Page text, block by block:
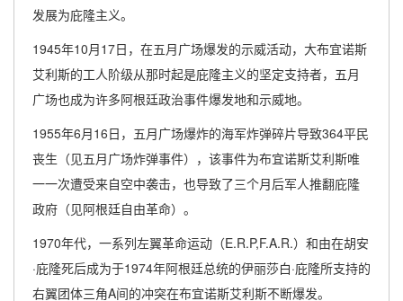
发展为庇隆主义。
1945年10月17日，在五月广场爆发的示威活动，大布宜诺斯
艾利斯的工人阶级从那时起是庇隆主义的坚定支持者，五月
广场也成为许多阿根廷政治事件爆发地和示威地。
1955年6月16日，五月广场爆炸的海军炸弹碎片导致364平民
丧生（见五月广场炸弹事件），该事件为布宜诺斯艾利斯唯
一一次遭受来自空中袭击，也导致了三个月后军人推翻庇隆
政府（见阿根廷自由革命）。
1970年代，一系列左翼革命运动（E.R.P,F.A.R.）和由在胡安
·庇隆死后成为于1974年阿根廷总统的伊丽莎白·庇隆所支持的
右翼团体三角A间的冲突在布宜诺斯艾利斯不断爆发。